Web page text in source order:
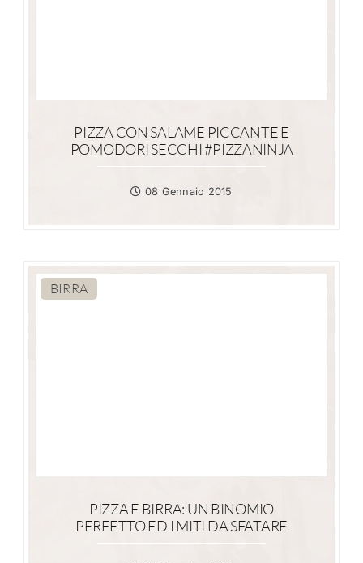
PIZZA CON SALAME PICCANTE E
POMODORI SECCHI #PIZZANINJA
08 Gennaio 2015
BIRRA
PIZZA E BIRRA: UN BINOMIO
PERFETTO ED I MITI DA SFATARE